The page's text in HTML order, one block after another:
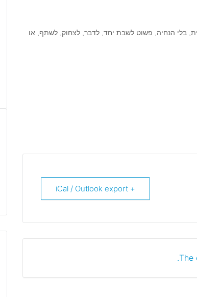
בלי הנחיה, פשוט לשבת יחד, לדבר, לצחוק, לשתף, או
+ iCal / Outlook export
The